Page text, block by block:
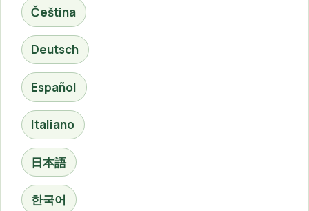
Čeština
Deutsch
Español
Italiano
日本語
한국어